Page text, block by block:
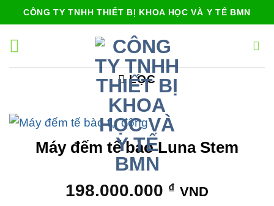
qua
nội
CÔNG TY TNHH THIẾT BỊ KHOA HỌC VÀ Y TẾ BMN
LỌC
Máy đếm tế bào Luna Stem
198.000.000 ₫ VND